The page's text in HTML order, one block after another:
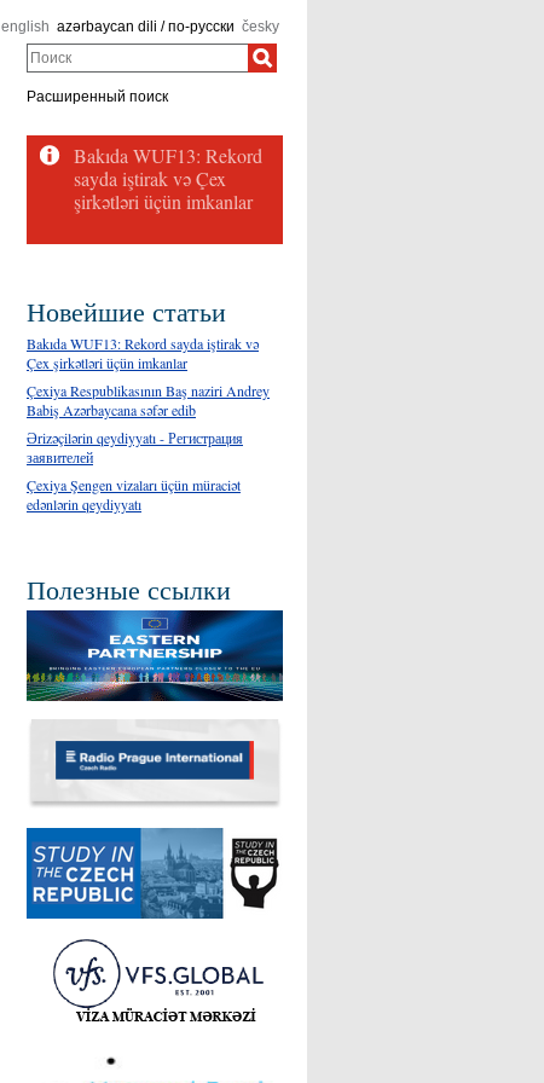
english azərbaycan dili / по-русски česky
Поиск
Расширенный поиск
Bakıda WUF13: Rekord
sayda iştirak və Çex
şirkətləri üçün imkanlar
Новейшие статьи
Bakıda WUF13: Rekord sayda iştirak və
Çex şirkətləri üçün imkanlar
Çexiya Respublikasının Baş naziri Andrey
Babiş Azərbaycana səfər edib
Ərizəçilərin qeydiyyatı - Регистрация
заявителей
Çexiya Şengen vizaları üçün müraciət
edənlərin qeydiyyatı
Полезные ссылки